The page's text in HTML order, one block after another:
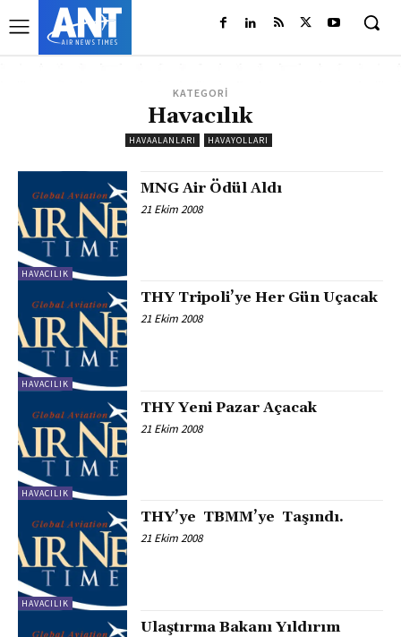
KATEGORİ
Havacılık
HAVAALANLARI HAVAYOLLARI
HAVACILIK
MNG Air Ödül Aldı
21 Ekim 2008
HAVACILIK
THY Tripoli’ye Her Gün Uçacak
21 Ekim 2008
HAVACILIK
THY Yeni Pazar Açacak
21 Ekim 2008
HAVACILIK
THY’ye TBMM’ye Taşındı.
21 Ekim 2008
Ulaştırma Bakanı Yıldırım